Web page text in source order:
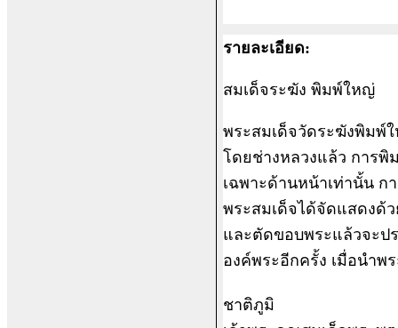
รายละเอียด:
สมเด็จระฆัง พิมพ์ใหญ่
พระสมเด็จวัดระฆังพิมพ์
โดยช่างหลวงแล้ว การ
เฉพาะด้านหน้าเท่านั้น
พระสมเด็จได้จัดแสดงด้
และตัดขอบพระแล้วจะป
องค์พระอีกครั้ง เมื่อนำ
ชาติภูมิ